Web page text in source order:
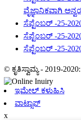
ವೈಜ್ಞಾನಿಕವಾಗಿ
ಸೆಪ್ಟೆಂಬರ್ -25-
ಸೆಪ್ಟೆಂಬರ್ -25-
ಸೆಪ್ಟೆಂಬರ್ -25-
© ಕೃತಿಸ್ವಾಮ್ಯ - 2019-
ಇಮೇಲ್ ಕಳುಹಿಸಿ
ವಾಟ್ಸಾಪ್
x